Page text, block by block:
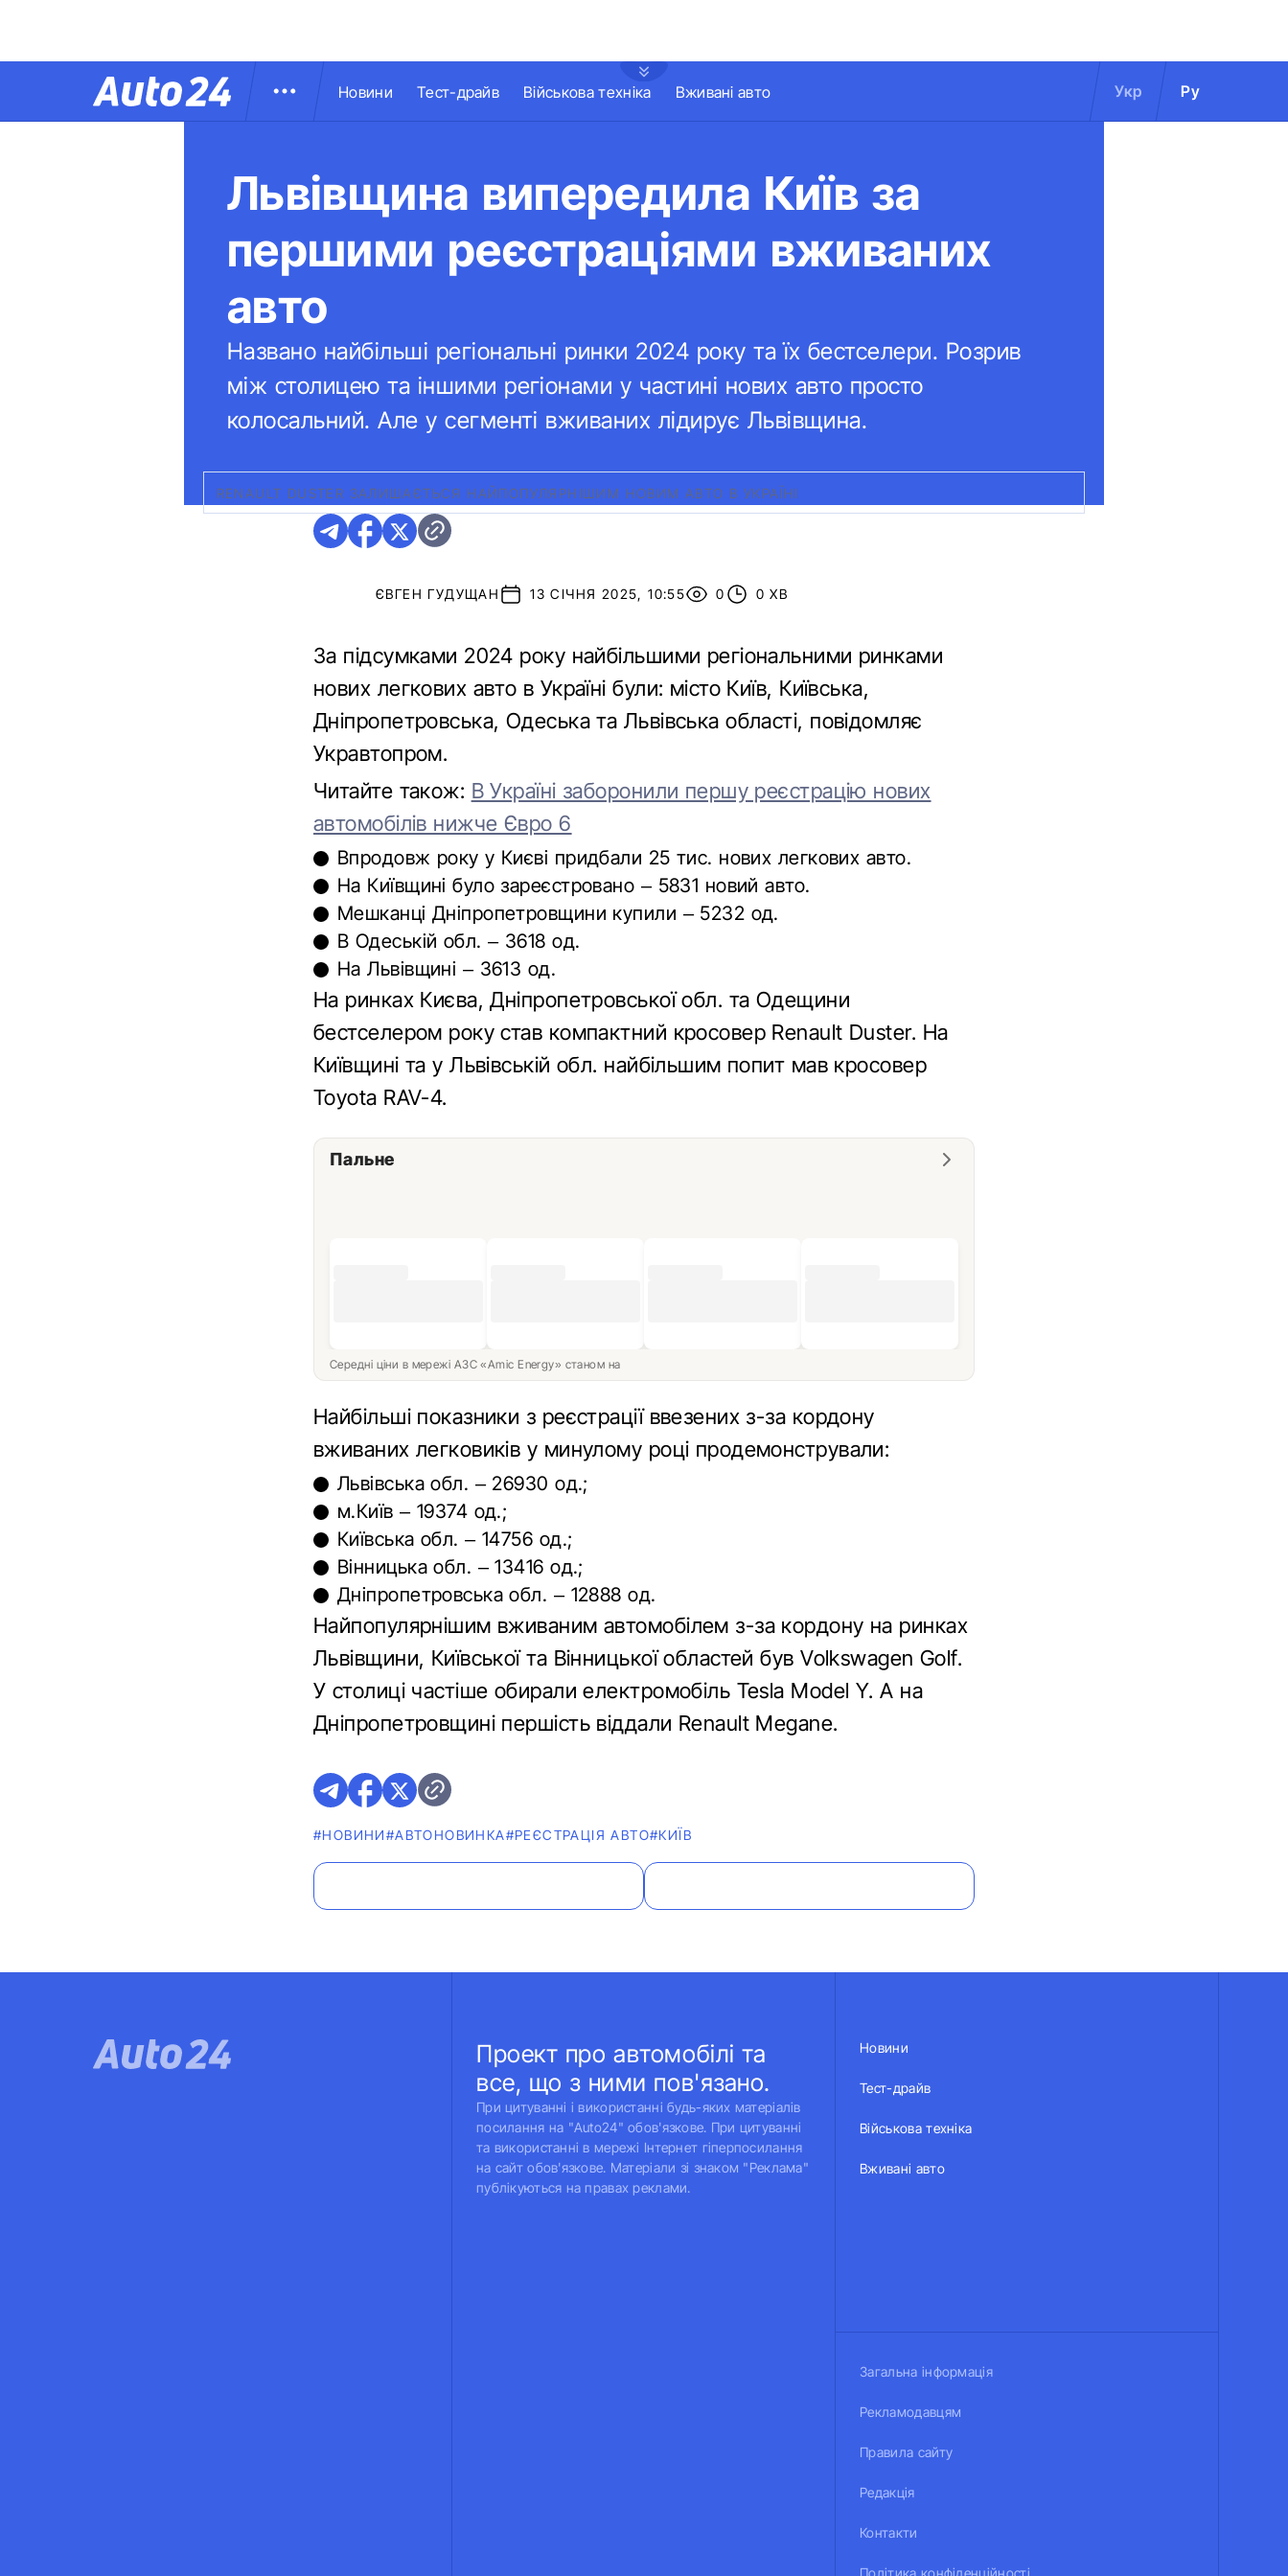
Новини Тест-драйв Військова техніка Вживані авто Укр Ру
Львівщина випередила Київ за
першими реєстраціями вживаних
авто
Названо найбільші регіональні ринки 2024 року та їх бестселери. Розрив
між столицею та іншими регіонами у частині нових авто просто
колосальний. Але у сегменті вживаних лідирує Львівщина.
RENAULT DUSTER ЗАЛИШАЄТЬСЯ НАЙПОПУЛЯРНІШИМ НОВИМ АВТО В УКРАЇНІ
ЄВГЕН ГУДУЩАН 13 СІЧНЯ 2025, 10:55 0 0 ХВ
За підсумками 2024 року найбільшими регіональними ринками
нових легкових авто в Україні були: місто Київ, Київська,
Дніпропетровська, Одеська та Львівська області, повідомляє
Укравтопром.
Читайте також: В Україні заборонили першу реєстрацію нових
автомобілів нижче Євро 6
Впродовж року у Києві придбали 25 тис. нових легкових авто.
На Київщині було зареєстровано – 5831 новий авто.
Мешканці Дніпропетровщини купили – 5232 од.
В Одеській обл. – 3618 од.
На Львівщині – 3613 од.
На ринках Києва, Дніпропетровської обл. та Одещини
бестселером року став компактний кросовер Renault Duster. На
Київщині та у Львівській обл. найбільшим попит мав кросовер
Toyota RAV-4.
Пальне
Середні ціни в мережі АЗС «Amic Energy» станом на
Найбільші показники з реєстрації ввезених з-за кордону
вживаних легковиків у минулому році продемонстрували:
Львівська обл. – 26930 од.;
м.Київ – 19374 од.;
Київська обл. – 14756 од.;
Вінницька обл. – 13416 од.;
Дніпропетровська обл. – 12888 од.
Найпопулярнішим вживаним автомобілем з-за кордону на ринках
Львівщини, Київської та Вінницької областей був Volkswagen Golf.
У столиці частіше обирали електромобіль Tesla Model Y. А на
Дніпропетровщині першість віддали Renault Megane.
#НОВИНИ#АВТОНОВИНКА#РЕЄСТРАЦІЯ АВТО#КИЇВ
Проект про автомобілі та
все, що з ними пов'язано.
При цитуванні і використанні будь-яких матеріалів
посилання на "Auto24" обов'язкове. При цитуванні
та використанні в мережі Інтернет гіперпосилання
на сайт обов'язкове. Матеріали зі знаком "Реклама"
публікуються на правах реклами.
Новини
Тест-драйв
Військова техніка
Вживані авто
Загальна інформація
Рекламодавцям
Правила сайту
Редакція
Контакти
Політика конфіденційності